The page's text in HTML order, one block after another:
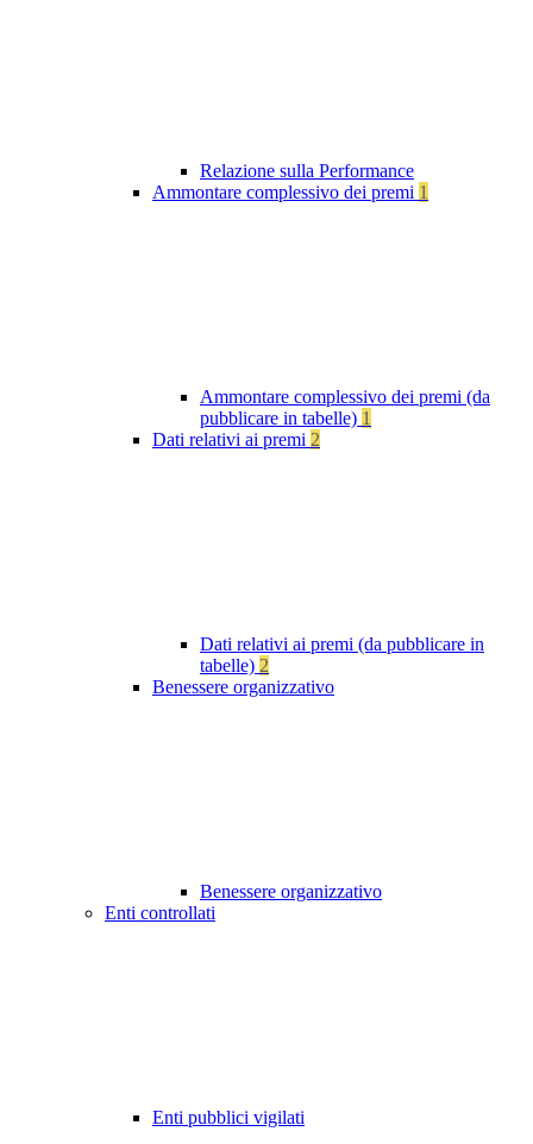
Relazione sulla Performance
Ammontare complessivo dei premi 1
Ammontare complessivo dei premi (da
pubblicare in tabelle) 1
Dati relativi ai premi 2
Dati relativi ai premi (da pubblicare in
tabelle) 2
Benessere organizzativo
Benessere organizzativo
Enti controllati
Enti pubblici vigilati